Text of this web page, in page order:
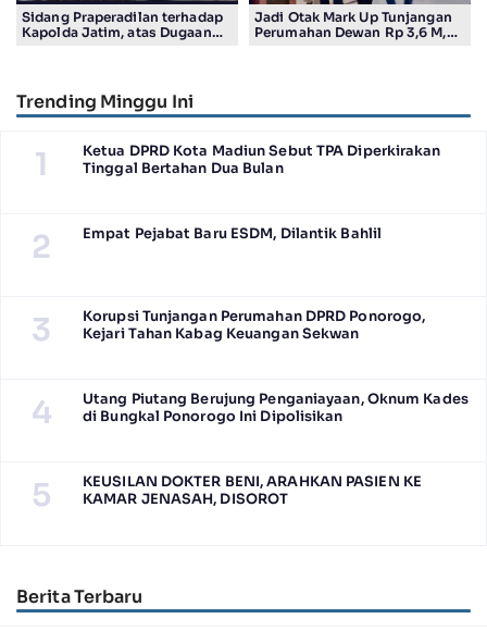
Sidang Praperadilan terhadap
Kapolda Jatim, atas Dugaan
Jadi Otak Mark Up Tunjangan
Perumahan Dewan Rp 3,6 M,
Trending Minggu Ini
1
Ketua DPRD Kota Madiun Sebut TPA Diperkirakan
Tinggal Bertahan Dua Bulan
2 Empat Pejabat Baru ESDM, Dilantik Bahlil
3
Korupsi Tunjangan Perumahan DPRD Ponorogo,
Kejari Tahan Kabag Keuangan Sekwan
4
Utang Piutang Berujung Penganiayaan, Oknum Kades
di Bungkal Ponorogo Ini Dipolisikan
5
KEUSILAN DOKTER BENI, ARAHKAN PASIEN KE
KAMAR JENASAH, DISOROT
Berita Terbaru